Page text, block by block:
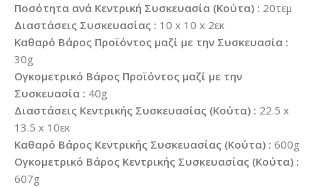
Ποσότητα ανά Κεντρική Συσκευασία (Κούτα) : 20τεμ
Διαστάσεις Συσκευασίας : 10 x 10 x 2εκ
Καθαρό Βάρος Προϊόντος μαζί με την Συσκευασία :
30g
Ογκομετρικό Βάρος Προϊόντος μαζί με την
Συσκευασία : 40g
Διαστάσεις Κεντρικής Συσκευασίας (Κούτα) : 22.5 x
13.5 x 10εκ
Καθαρό Βάρος Κεντρικής Συσκευασίας (Κούτα) : 600g
Ογκομετρικό Βάρος Κεντρικής Συσκευασίας (Κούτα) :
607g